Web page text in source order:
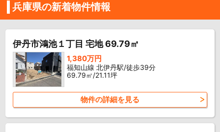
兵庫県の新着物件情報
伊丹市鴻池１丁目 宅地 69.79㎡
1,380万円
福知山線 北伊丹駅/徒歩39分
69.79㎡/21.11坪
物件の詳細を見る